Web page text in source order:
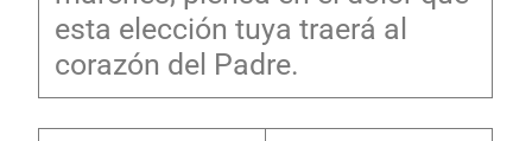
esta elección tuya traerá al
corazón del Padre.